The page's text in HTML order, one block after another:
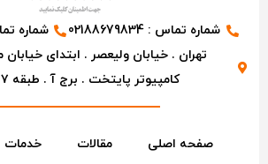
شماره تماس : 02188679834
شماره تماس :
تهران . خیابان ولیعصر . ابتدای خیابان
کامپیوتر پایتخت . برج آ . طبقه ۷ . واحد ۷۰۳
صفحه اصلی مقالات خدمات